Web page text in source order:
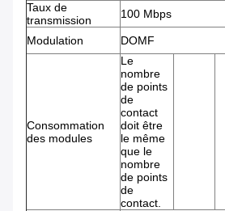
Taux de
transmission
100 Mbps
Modulation DOMF
Consommation
des modules
Le
nombre
de points
de
contact
doit être
le même
que le
nombre
de points
de
contact.